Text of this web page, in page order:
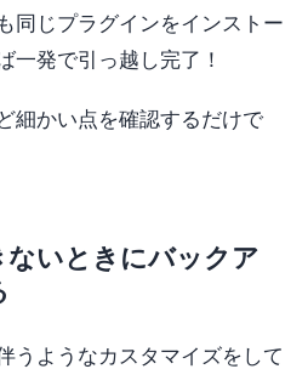
同じプラグインをインストー
一発で引っ越し完了！
細かい点を確認するだけで
ないときにバックア
うようなカスタマイズをして